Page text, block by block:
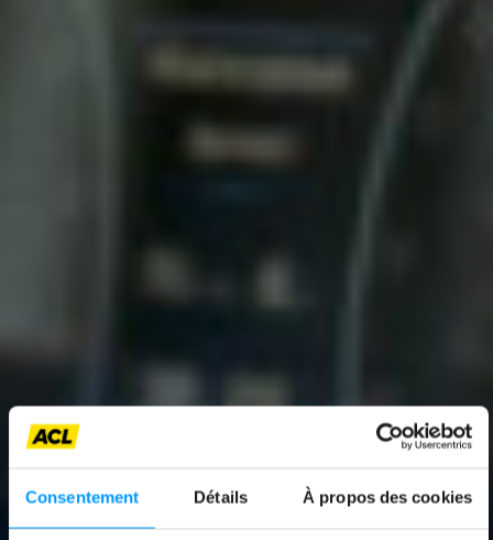
Consentement Détails À propos des cookies
News